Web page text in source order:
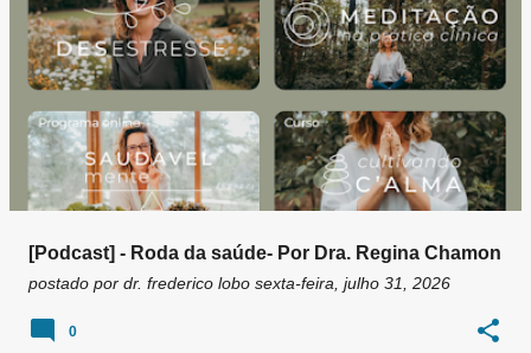
[Podcast] - Roda da saúde- Por Dra. Regina Chamon
postado por dr. frederico lobo sexta-feira, julho 31, 2026
0